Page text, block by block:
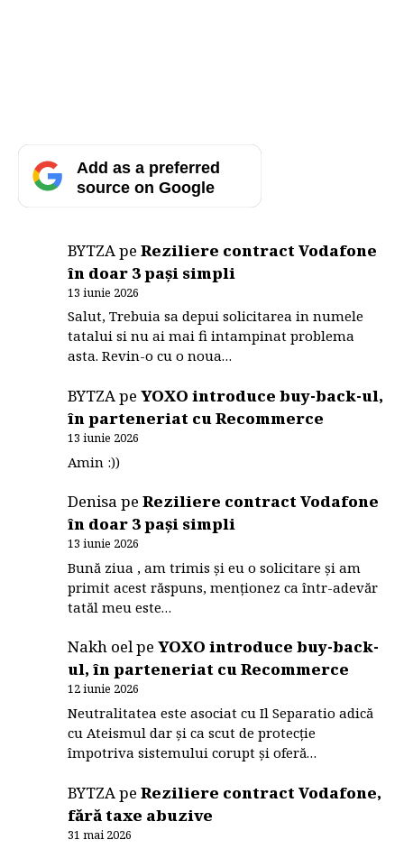
Add as a preferred
source on Google
BYTZApeReziliere contract Vodafone
în doar 3 pași simpli
13 iunie 2026
Salut, Trebuia sa depui solicitarea in numele
tatalui si nu ai mai fi intampinat problema
asta. Revin-o cu o noua…
BYTZApeYOXO introduce buy-back-ul,
în parteneriat cu Recommerce
13 iunie 2026
Amin :))
DenisapeReziliere contract Vodafone
în doar 3 pași simpli
13 iunie 2026
Bună ziua , am trimis și eu o solicitare și am
primit acest răspuns, menționez ca într-adevăr
tatăl meu este…
Nakh oelpeYOXO introduce buy-back-
ul, în parteneriat cu Recommerce
12 iunie 2026
Neutralitatea este asociat cu Il Separatio adică
cu Ateismul dar și ca scut de protecție
împotriva sistemului corupt și oferă…
BYTZApeReziliere contract Vodafone,
fără taxe abuzive
31 mai 2026